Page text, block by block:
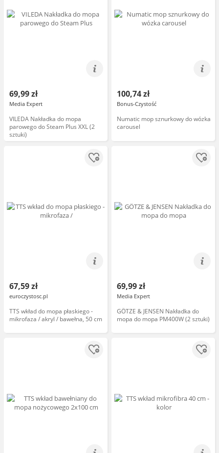
69,99 zł
Media Expert
VILEDA Nakładka do mopa
parowego do Steam Plus XXL (2
sztuki)
100,74 zł
Bonus-Czystość
Numatic mop sznurkowy do wózka
carousel
67,59 zł
euroczystosc.pl
TTS wkład do mopa płaskiego -
mikrofaza / akryl / bawełna, 50 cm
69,99 zł
Media Expert
GÖTZE & JENSEN Nakładka do
mopa do mopa PM400W (2 sztuki)